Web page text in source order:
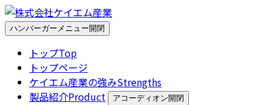
ハンバーガーメニュー開閉
トップTop
トップページ
ケイエム産業の強みStrengths
製品紹介Product アコーディオン開閉